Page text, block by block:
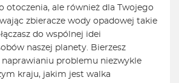
otoczenia, ale również dla Twojego
zbieracze wody opadowej takie
do wspólnej idei
naszej planety. Bierzesz
naprawianiu problemu niezwykle
kraju, jakim jest walka